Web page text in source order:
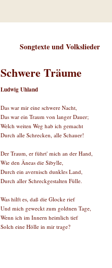
Songtexte und Volkslieder
Schwere Träume
Ludwig Uhland
Das war mir eine schwere Nacht,
Das war ein Traum von langer Dauer;
Welch weiten Weg hab ich gemacht
Durch alle Schrecken, alle Schauer!
Der Traum, er führt' mich an der Hand,
Wie den Äneas die Sibylle,
Durch ein avernisch dunkles Land,
Durch aller Schreckgestalten Fülle.
Was hilft es, daß die Glocke rief
Und mich geweckt zum goldnen Tage,
Wenn ich im Innern heimlich tief
Solch eine Hölle in mir trage?